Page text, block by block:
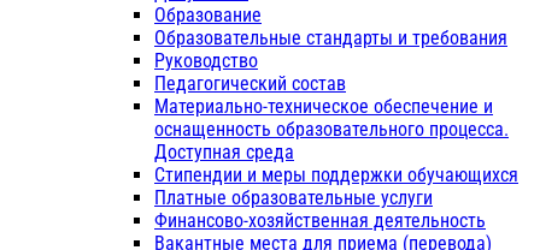
Образование
Образовательные стандарты и требования
Руководство
Педагогический состав
Материально-техническое обеспечение и
оснащенность образовательного процесса.
Доступная среда
Стипендии и меры поддержки обучающихся
Платные образовательные услуги
Финансово-хозяйственная деятельность
Вакантные места для приема (перевода)